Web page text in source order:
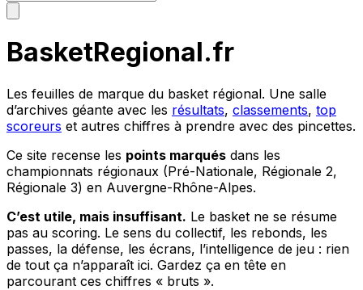
BasketRegional.fr
Les feuilles de marque du basket régional. Une salle
d’archives géante avec les résultats, classements, top
scoreurs et autres chiffres à prendre avec des pincettes.
Ce site recense les points marqués dans les
championnats régionaux (Pré-Nationale, Régionale 2,
Régionale 3) en Auvergne-Rhône-Alpes.
C’est utile, mais insuffisant. Le basket ne se résume
pas au scoring. Le sens du collectif, les rebonds, les
passes, la défense, les écrans, l’intelligence de jeu : rien
de tout ça n’apparaît ici. Gardez ça en tête en
parcourant ces chiffres « bruts ».